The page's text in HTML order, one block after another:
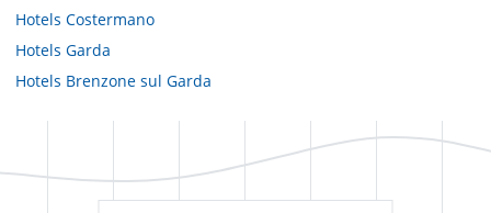
Hotels Costermano
Hotels Garda
Hotels Brenzone sul Garda